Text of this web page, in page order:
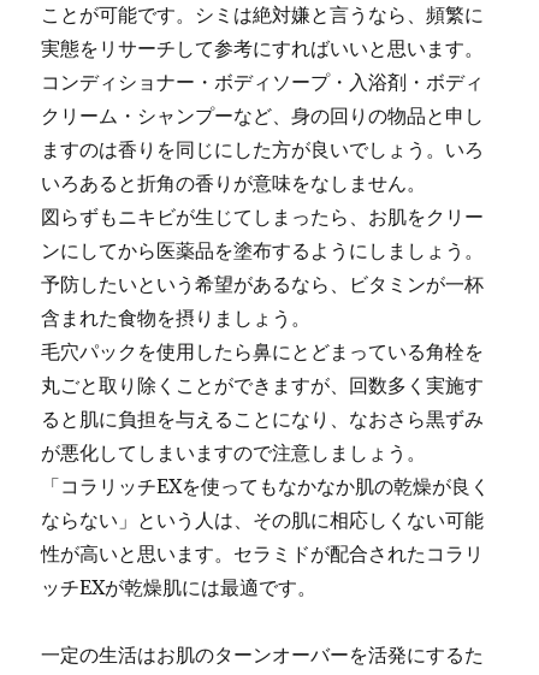
ことが可能です。シミは絶対嫌と言うなら、頻繁に
実態をリサーチして参考にすればいいと思います。
コンディショナー・ボディソープ・入浴剤・ボディ
クリーム・シャンプーなど、身の回りの物品と申し
ますのは香りを同じにした方が良いでしょう。いろ
いろあると折角の香りが意味をなしません。
図らずもニキビが生じてしまったら、お肌をクリー
ンにしてから医薬品を塗布するようにしましょう。
予防したいという希望があるなら、ビタミンが一杯
含まれた食物を摂りましょう。
毛穴パックを使用したら鼻にとどまっている角栓を
丸ごと取り除くことができますが、回数多く実施す
ると肌に負担を与えることになり、なおさら黒ずみ
が悪化してしまいますので注意しましょう。
「コラリッチEXを使ってもなかなか肌の乾燥が良く
ならない」という人は、その肌に相応しくない可能
性が高いと思います。セラミドが配合されたコラリ
ッチEXが乾燥肌には最適です。
一定の生活はお肌のターンオーバーを活発にするた